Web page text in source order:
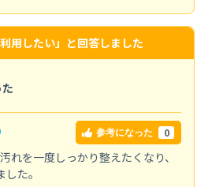
用したい」と回答しました
参考になった 0
れを一度しっかり整えたくなり、
た。